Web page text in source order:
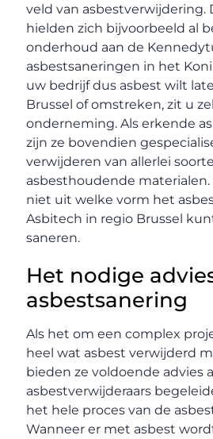
veld van asbestverwijdering.
hielden zich bijvoorbeeld al
onderhoud aan de
asbestsaneringen in het
uw bedrijf dus asbest wilt
Brussel of omstreken, zit u
onderneming. Als erkende
zijn ze bovendien
verwijderen van allerlei
asbesthoudende
niet uit welke vorm het
Asbitech in regio Brussel
saneren.
Het nodige
asbestsanering
Als het om een complex
heel wat asbest verwijderd
bieden ze voldoende advies
asbestverwijderaars
het hele proces van de
Wanneer er met asbest